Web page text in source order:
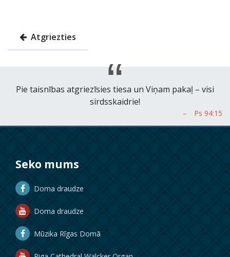
Atgriezties
Pie taisnības atgriezīsies tiesa un Viņam pakaļ – visi
sirdsskaidrie!
Seko mums
Doma draudze
Doma draudze
Mūzika Rīgas Domā